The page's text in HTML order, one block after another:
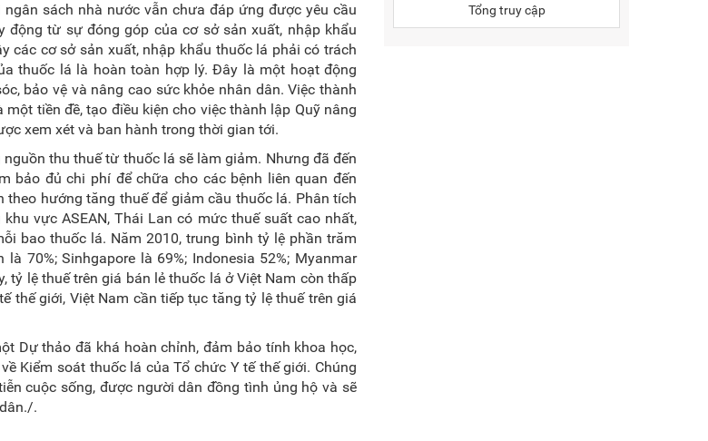
sách nhà nước vẫn chưa đáp ứng được yêu cầu
động từ sự đóng góp của cơ sở sản xuất, nhập khẩu
các cơ sở sản xuất, nhập khẩu thuốc lá phải có trách
thuốc lá là hoàn toàn hợp lý. Đây là một hoạt động
bảo vệ và nâng cao sức khỏe nhân dân. Việc thành
tiền đề, tạo điều kiện cho việc thành lập Quỹ nâng
xem xét và ban hành trong thời gian tới.
thu thuế từ thuốc lá sẽ làm giảm. Nhưng đã đến
bảo đủ chi phí để chữa cho các bệnh liên quan đến
hướng tăng thuế để giảm cầu thuốc lá. Phân tích
vực ASEAN, Thái Lan có mức thuế suất cao nhất,
bao thuốc lá. Năm 2010, trung bình tỷ lệ phần trăm
70%; Sinhgapore là 69%; Indonesia 52%; Myanmar
tỷ lệ thuế trên giá bán lẻ thuốc lá ở Việt Nam còn thấp
thế giới, Việt Nam cần tiếp tục tăng tỷ lệ thuế trên giá
Dự thảo đã khá hoàn chỉnh, đảm bảo tính khoa học,
Kiểm soát thuốc lá của Tổ chức Y tế thế giới. Chúng
cuộc sống, được người dân đồng tình ủng hộ và sẽ
.
Tổng truy cập